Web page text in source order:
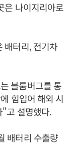
은 나이지리아로
배터리, 전기차
블룸버그를 통
힘입어 해외 시
"고 설명했다.
배터리 수출량